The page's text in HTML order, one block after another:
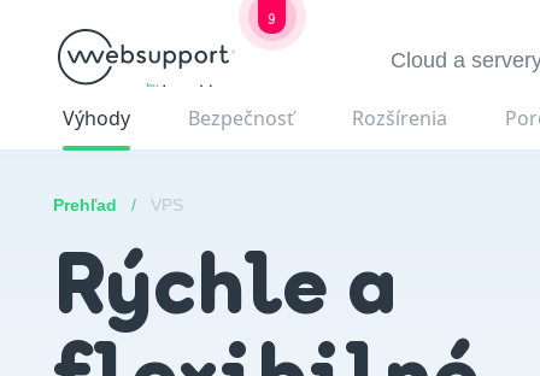
Skip
9
otvorených
Cloud a
Prehľad / VPS
Rýchle a
Výhody Bezpečnosť Rozšírenia